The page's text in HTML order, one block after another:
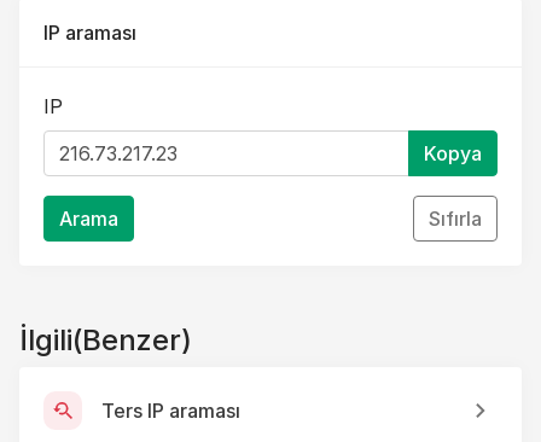
IP araması
IP
Kopya
Arama Sıfırla
İlgili(Benzer)
Ters IP araması